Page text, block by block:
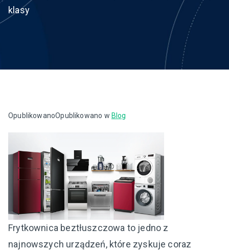
klasy
OpublikowanoOpublikowano w Blog
Frytkownica beztłuszczowa to jedno z
najnowszych urządzeń, które zyskuje coraz